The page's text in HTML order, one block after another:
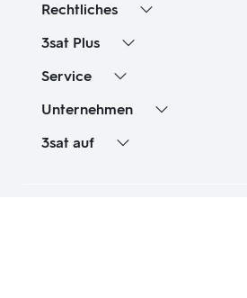
Rechtliches
3sat Plus
Service
Unternehmen
3sat auf